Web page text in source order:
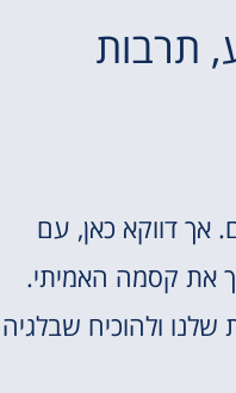
פה!
תרבות
אך דווקא כאן, עם
את קסמה האמיתי.
ולהוכיח שבלגיה